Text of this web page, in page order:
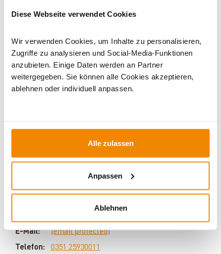
Diese Webseite verwendet Cookies
Wir verwenden Cookies, um Inhalte zu personalisieren,
Zugriffe zu analysieren und Social-Media-Funktionen
anzubieten. Einige Daten werden an Partner
weitergegeben. Sie können alle Cookies akzeptieren,
ablehnen oder individuell anpassen.
Alle zulassen
Anpassen
Ablehnen
Kaminbausätze| Holzofen|Kaminofen Anschluss hinten
Silvio Wirth berät Sie gern rund um das Thema
Problem ungelöst. Haben Sie Fragen zu unseren
Produkten? Dann kontaktieren Sie uns gern unter:
E-Mail:
[email protected]
Telefon:
0351 25930011